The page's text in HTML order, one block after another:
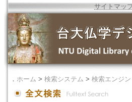
サイトマッ
． ホーム > 検索システム > 検索エンジン